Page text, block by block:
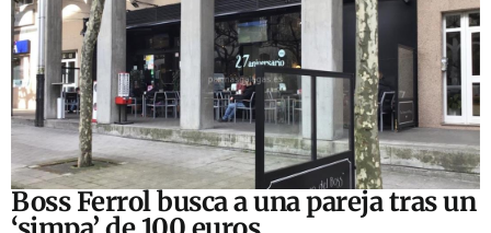
Boss Ferrol busca a una pareja tras un